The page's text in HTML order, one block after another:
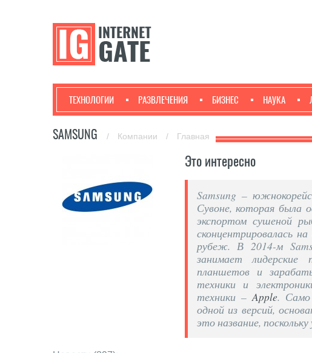
ТЕХНОЛОГИИ РАЗВЛЕЧЕНИЯ БИЗНЕС НАУКА
SAMSUNG / Компании / Главная
Это интересно
Samsung –
Сувоне, которая была
экспортом сушеной
сконцентрировалась
рубеж. В 2014-м
занимает
планшетов и
техники и
техники –Apple. Само
одной из версий,
это название,